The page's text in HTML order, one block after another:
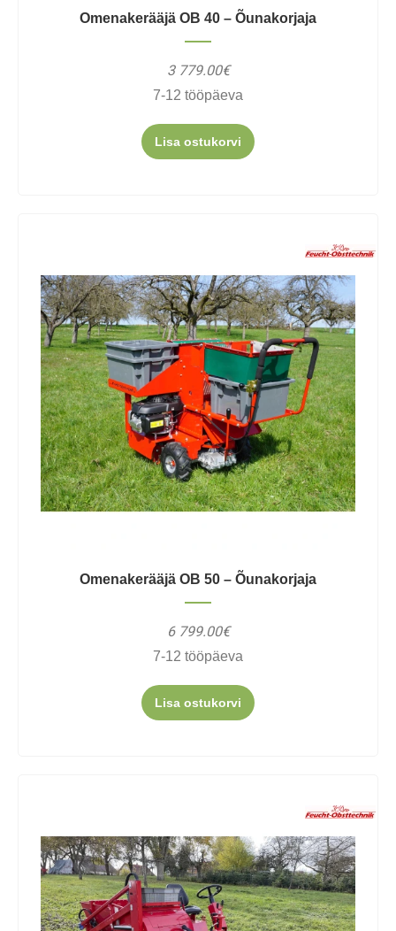
Omenakerääjä OB 40 – Õunakorjaja
3 779.00€
7-12 tööpäeva
Lisa ostukorvi
Omenakerääjä OB 50 – Õunakorjaja
6 799.00€
7-12 tööpäeva
Lisa ostukorvi